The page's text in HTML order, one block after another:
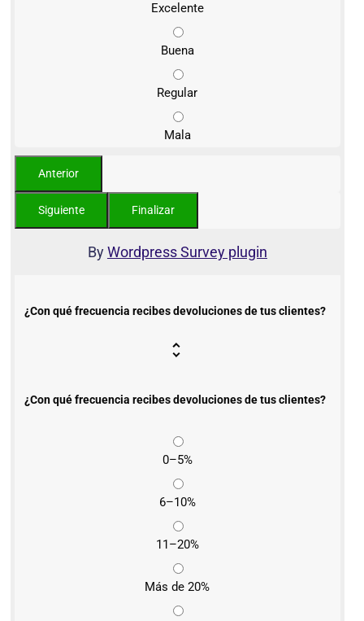
Excelente
Buena
Regular
Mala
ByWordpress Survey plugin
¿Con qué frecuencia recibes devoluciones de tus clientes?
¿Con qué frecuencia recibes devoluciones de tus clientes?
0–5%
6–10%
11–20%
Más de 20%